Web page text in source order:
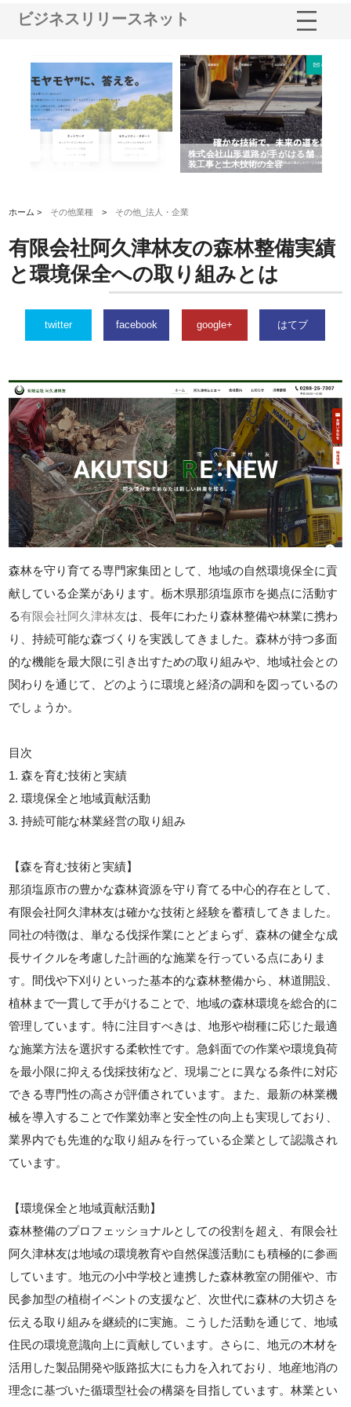
ビジネスリリースネット
株式会社ＣＳＡの事業内容と強
株式会社山形道路が手がける舗
装工事と土木技術の全容
ホーム > その他業種 > その他_法人・企業
有限会社阿久津林友の森林整備実績
と環境保全への取り組みとは
twitter facebook google+ はてブ
森林を守り育てる専門家集団として、地域の自然環境保全に貢
献している企業があります。栃木県那須塩原市を拠点に活動す
る有限会社阿久津林友は、長年にわたり森林整備や林業に携わ
り、持続可能な森づくりを実践してきました。森林が持つ多面
的な機能を最大限に引き出すための取り組みや、地域社会との
関わりを通じて、どのように環境と経済の調和を図っているの
でしょうか。
目次
1. 森を育む技術と実績
2. 環境保全と地域貢献活動
3. 持続可能な林業経営の取り組み
【森を育む技術と実績】
那須塩原市の豊かな森林資源を守り育てる中心的存在として、
有限会社阿久津林友は確かな技術と経験を蓄積してきました。
同社の特徴は、単なる伐採作業にとどまらず、森林の健全な成
長サイクルを考慮した計画的な施業を行っている点にありま
す。間伐や下刈りといった基本的な森林整備から、林道開設、
植林まで一貫して手がけることで、地域の森林環境を総合的に
管理しています。特に注目すべきは、地形や樹種に応じた最適
な施業方法を選択する柔軟性です。急斜面での作業や環境負荷
を最小限に抑える伐採技術など、現場ごとに異なる条件に対応
できる専門性の高さが評価されています。また、最新の林業機
械を導入することで作業効率と安全性の向上も実現しており、
業界内でも先進的な取り組みを行っている企業として認識され
ています。
【環境保全と地域貢献活動】
森林整備のプロフェッショナルとしての役割を超え、有限会社
阿久津林友は地域の環境教育や自然保護活動にも積極的に参画
しています。地元の小中学校と連携した森林教室の開催や、市
民参加型の植樹イベントの支援など、次世代に森林の大切さを
伝える取り組みを継続的に実施。こうした活動を通じて、地域
住民の環境意識向上に貢献しています。さらに、地元の木材を
活用した製品開発や販路拡大にも力を入れており、地産地消の
理念に基づいた循環型社会の構築を目指しています。林業とい